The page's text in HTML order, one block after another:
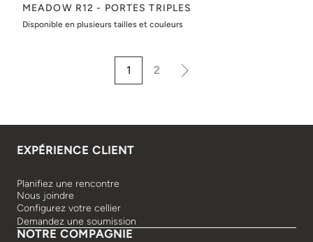
MEADOW R12 - PORTES TRIPLES
Disponible en plusieurs tailles et couleurs
1 2
EXPÉRIENCE CLIENT
Planifiez une rencontre
Nous joindre
Configurez votre cellier
Demandez une soumission
NOTRE COMPAGNIE